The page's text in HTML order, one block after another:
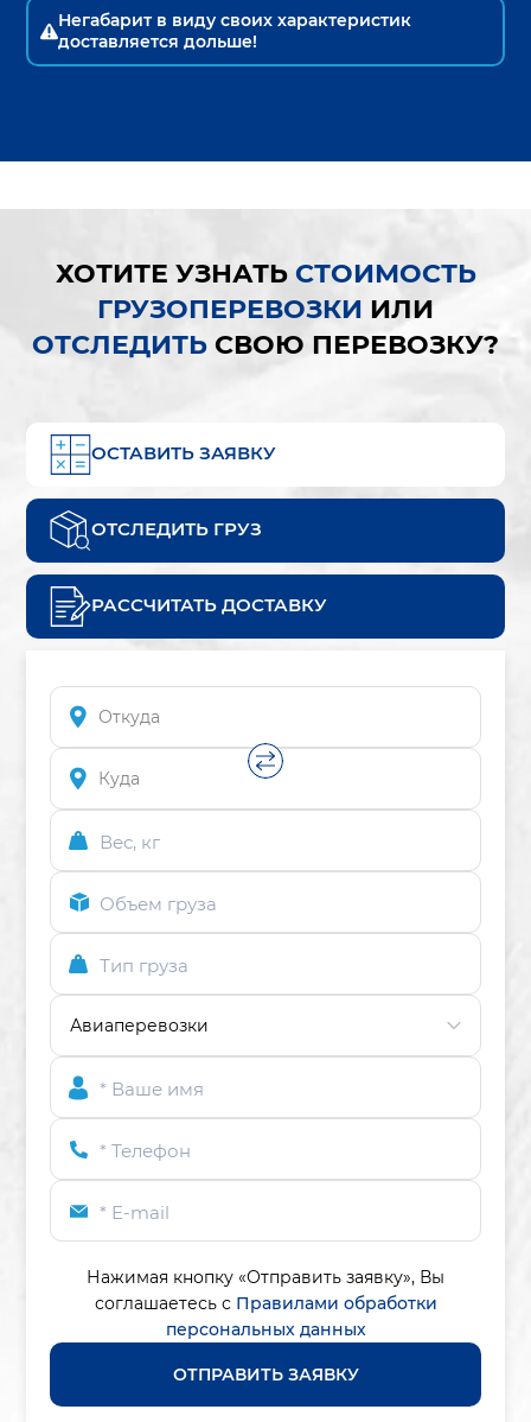
Негабарит в виду своих характеристик
доставляется дольше!
ХОТИТЕ УЗНАТЬ СТОИМОСТЬ
ГРУЗОПЕРЕВОЗКИ ИЛИ
ОТСЛЕДИТЬ СВОЮ ПЕРЕВОЗКУ?
ОСТАВИТЬ ЗАЯВКУ
ОТСЛЕДИТЬ ГРУЗ
РАССЧИТАТЬ ДОСТАВКУ
Вес, кг
Объем груза
Тип груза
* Ваше имя
* Телефон
* E-mail
Нажимая кнопку «Отправить заявку», Вы
соглашаетесь с Правилами обработки
персональных данных
ОТПРАВИТЬ ЗАЯВКУ